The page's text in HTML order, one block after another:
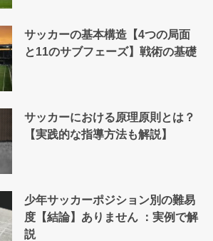
サッカーの基本構造【4つの局面
と11のサブフェーズ】戦術の基礎
サッカーにおける原理原則とは？
【実践的な指導方法も解説】
少年サッカーポジション別の難易
度【結論】ありません ：実例で解
説